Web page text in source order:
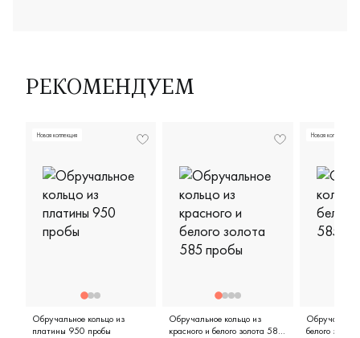
РЕКОМЕНДУЕМ
Новая коллекция
Обручальное кольцо из
платины 950 пробы
Обручальное кольцо из
красного и белого золота 585
Новая коллекция
белого